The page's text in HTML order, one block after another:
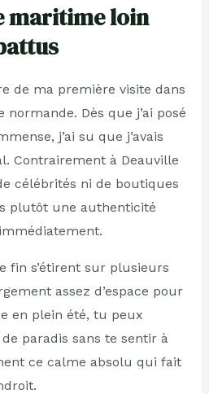
maritime loin
de ma première visite dans
Dès que j’ai posé
j’ai su que j’avais
Contrairement à Deauville
célébrités ni de boutiques
plutôt une authenticité
fin s’étirent sur plusieurs
assez d’espace pour
en plein été, tu peux
paradis sans te sentir à
ce calme absolu qui fait